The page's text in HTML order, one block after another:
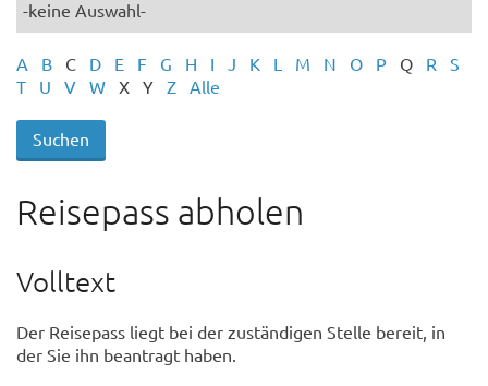
A B C D E F G H I J K L M N O P Q R
S
T
U V W X Y Z Alle
Reisepass abholen
Volltext
Der Reisepass liegt bei der zuständigen Stelle bereit, in
der Sie ihn beantragt haben.